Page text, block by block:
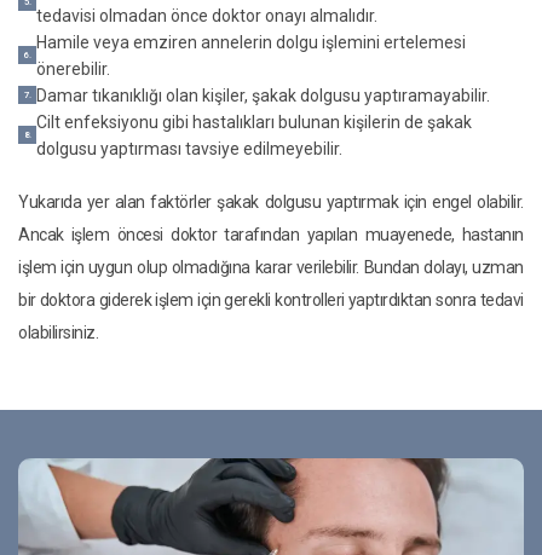
tedavisi olmadan önce doktor onayı almalıdır.
Hamile veya emziren annelerin dolgu işlemini ertelemesi
önerebilir.
Damar tıkanıklığı olan kişiler, şakak dolgusu yaptıramayabilir.
Cilt enfeksiyonu gibi hastalıkları bulunan kişilerin de şakak
dolgusu yaptırması tavsiye edilmeyebilir.
Yukarıda yer alan faktörler şakak dolgusu yaptırmak için engel olabilir.
Ancak işlem öncesi doktor tarafından yapılan muayenede, hastanın
işlem için uygun olup olmadığına karar verilebilir. Bundan dolayı, uzman
bir doktora giderek işlem için gerekli kontrolleri yaptırdıktan sonra tedavi
olabilirsiniz.